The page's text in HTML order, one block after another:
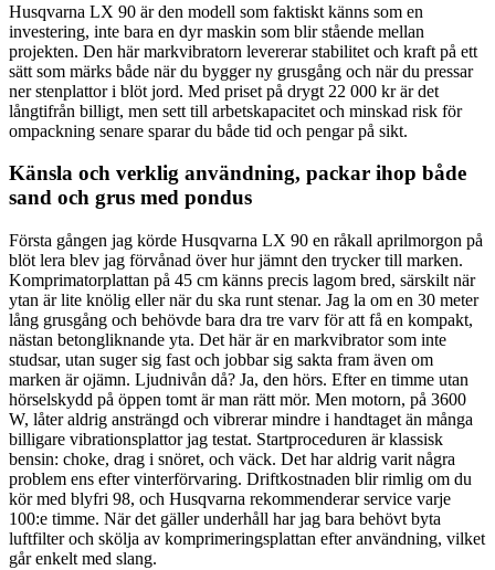
Husqvarna LX 90 är den modell som faktiskt känns som en
investering, inte bara en dyr maskin som blir stående mellan
projekten. Den här markvibratorn levererar stabilitet och kraft på ett
sätt som märks både när du bygger ny grusgång och när du pressar
ner stenplattor i blöt jord. Med priset på drygt 22 000 kr är det
långtifrån billigt, men sett till arbetskapacitet och minskad risk för
ompackning senare sparar du både tid och pengar på sikt.
Känsla och verklig användning, packar ihop både
sand och grus med pondus
Första gången jag körde Husqvarna LX 90 en råkall aprilmorgon på
blöt lera blev jag förvånad över hur jämnt den trycker till marken.
Komprimatorplattan på 45 cm känns precis lagom bred, särskilt när
ytan är lite knölig eller när du ska runt stenar. Jag la om en 30 meter
lång grusgång och behövde bara dra tre varv för att få en kompakt,
nästan betongliknande yta. Det här är en markvibrator som inte
studsar, utan suger sig fast och jobbar sig sakta fram även om
marken är ojämn. Ljudnivån då? Ja, den hörs. Efter en timme utan
hörselskydd på öppen tomt är man rätt mör. Men motorn, på 3600
W, låter aldrig ansträngd och vibrerar mindre i handtaget än många
billigare vibrationsplattor jag testat. Startproceduren är klassisk
bensin: choke, drag i snöret, och väck. Det har aldrig varit några
problem ens efter vinterförvaring. Driftkostnaden blir rimlig om du
kör med blyfri 98, och Husqvarna rekommenderar service varje
100:e timme. När det gäller underhåll har jag bara behövt byta
luftfilter och skölja av komprimeringsplattan efter användning, vilket
går enkelt med slang.